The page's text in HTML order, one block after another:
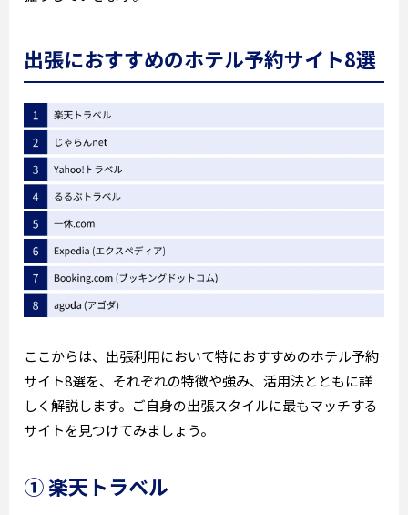
出張におすすめのホテル予約サイト8選
ここからは、出張利用において特におすすめのホテル予約
サイト8選を、それぞれの特徴や強み、活用法とともに詳
しく解説します。ご自身の出張スタイルに最もマッチする
サイトを見つけてみましょう。
① 楽天トラベル